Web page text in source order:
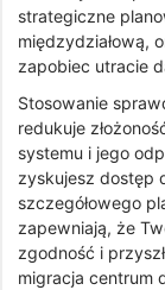
strategiczne
międzydziałową,
zapobiec utracie
Stosowanie
redukuje
systemu i jego
zyskujesz dostęp
szczegółowego
zapewniają, że
zgodność i
migracja centrum